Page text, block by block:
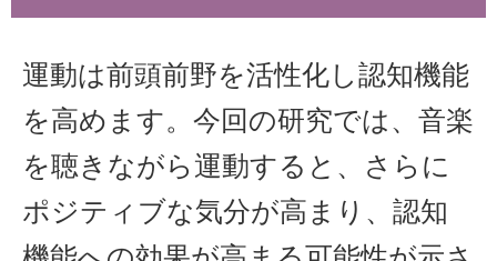
運動は前頭前野を活性化し認知機能
を高めます。今回の研究では、音楽
を聴きながら運動すると、さらに
ポジティブな気分が高まり、認知